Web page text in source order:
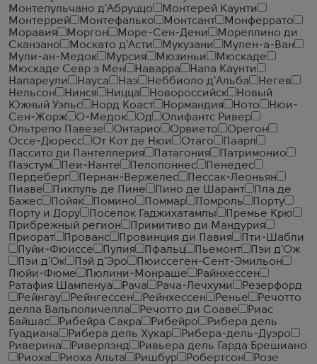
Монтепульчано д'Абруццо
Монтерей Каунти
Монтеррей
Монтефалько Монтсант
Монферрато
Моравия
Моргон Море-Сен-Дени
Мореллино ди
Сканзано
Москато д'Асти Мукузани
Мулен-а-Ван
Мули-ан-Медок
Мурсия Мюзиньи
Мюскаде
Мюскаде Севр э Мен
Наварра
Напа Каунти
Напареули
Науса Наэ Неббиоло д'Альба
Негев
Нельсон
Нинся Ницца Новороссийск
Новый
Южный Уэльс
Норд Коаст Нормандия Ното
Нюи-
Сен-Жорж
О-Медок Од
Олифантс Ривер
Ольтрепо Павезе
Онтарио Орвието
Орегон
Оссе-Дюресс
От Кот де Нюи Отаго
Паарл
Пассито ди Пантеллерия
Патагония
Патримонио
Паэстум
Пеи-Нанте Пелопоннес
Пенедес
Пердеберг
Пернан-Вержелес
Пессак-Леоньян
Пиаве
Пикпуль де Пине Пино де Шарант
Пла де
Бажес
Пойяк Помино Поммар Помроль
Порту
Порту и Дору
Поселок Гаджихатамлы
Премье Крю
Прибрежный регион
Примитиво ди Мандурия
Приорат
Прованс Провинция ди Павия
Пти-Шабли
Пуйи-Фюиссе
Пулия Пфальц Пьемонт
Пэи д'Ож
Пэи д'Ок
Пэй д'Эро
Пюиссеген-Сент-Эмильон
Пюйи-Фюме
Пюлини-Монраше
Райнхессен
Ратафия Шампенуа
Рача Рача-Лечхуми
Резерфорд
Рейнгау
Рейнгессен Рейнхессен Ренье
Речотто
делла Вальполичелла
Речотто ди Соаве
Риас
Байшас
Рибейра Сакра Рибейро
Рибера дель
Гуадиана
Рибера дель Хукар
Рибера-дель-Дуэро
Риверина
Риверлэнд
Ривьера дель Гарда Брешиано
Риоха
Риоха Альта Ришбур Робертсон
Розе